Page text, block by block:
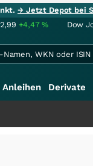
→ Jetzt Depot bei
+4,47% Dow
Anleihen Derivate